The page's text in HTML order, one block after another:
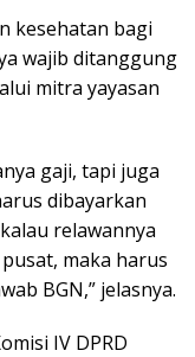
kesehatan bagi
wajib ditanggung
mitra yayasan
gaji, tapi juga
dibayarkan
relawannya
maka harus
BGN,” jelasnya.
IV DPRD